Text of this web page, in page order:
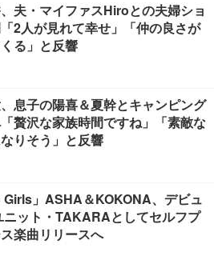
夫・マイファスHiroとの夫婦ショ
2人が見れて幸せ」「仲の良さが
る」と反響
息子の陽喜＆夏幹とキャンピング
贅沢な家族時間ですね」「素敵な
りそう」と反響
Girls」ASHA＆KOKONA、デビュ
ニット・TAKARAとしてセルフプ
楽曲リリースへ